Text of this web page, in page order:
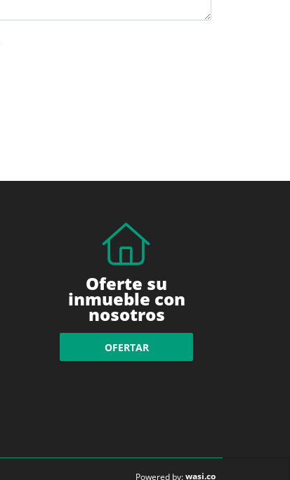
Oferte su
inmueble con
nosotros
OFERTAR
Powered by:wasi.co